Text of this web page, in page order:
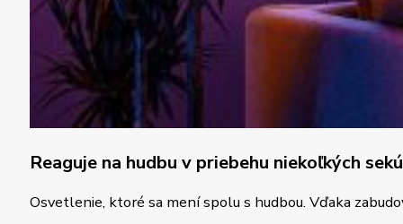
Reaguje na hudbu v priebehu niekoľkých
Osvetlenie, ktoré sa mení spolu s hudbou. Vďaka